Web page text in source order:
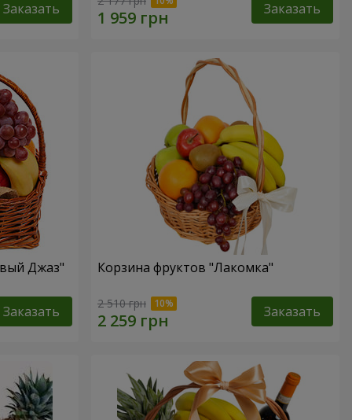
Заказать Заказать
Джаз"
Заказать
Корзина фруктов "Лакомка"
2 510 грн Заказать